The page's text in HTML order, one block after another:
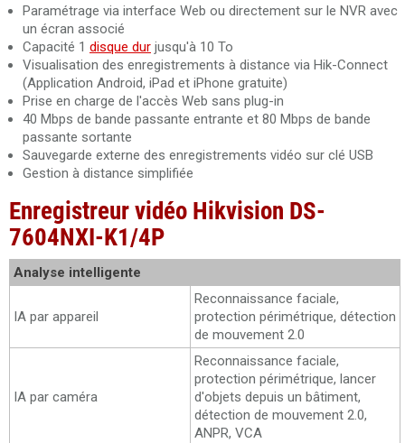
Paramétrage via interface Web ou directement sur le NVR avec
un écran associé
Capacité 1 disque dur jusqu'à 10 To
Visualisation des enregistrements à distance via Hik-Connect
(Application Android, iPad et iPhone gratuite)
Prise en charge de l'accès Web sans plug-in
40 Mbps de bande passante entrante et 80 Mbps de bande
passante sortante
Sauvegarde externe des enregistrements vidéo sur clé USB
Gestion à distance simplifiée
Enregistreur vidéo Hikvision DS-
7604NXI-K1/4P
Analyse intelligente
IA par appareil
Reconnaissance faciale,
protection périmétrique, détection
de mouvement 2.0
IA par caméra
Reconnaissance faciale,
protection périmétrique, lancer
d'objets depuis un bâtiment,
détection de mouvement 2.0,
ANPR, VCA